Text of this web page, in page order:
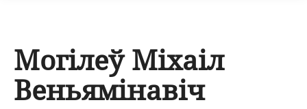
Могілеў Міхаіл
Веньямінавіч